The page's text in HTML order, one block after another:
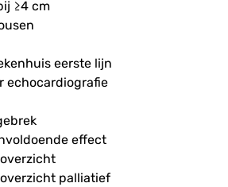
≥4 cm
eerste lijn
echocardiografie
effect
palliatief